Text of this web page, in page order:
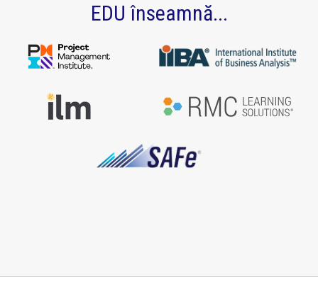
EDU înseamnă...